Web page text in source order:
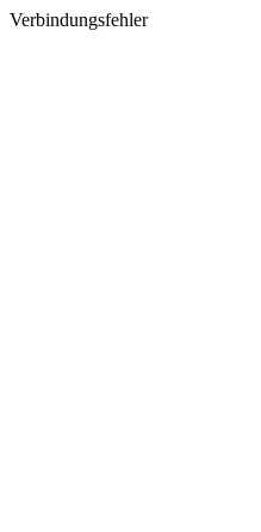
Verbindungsfehler